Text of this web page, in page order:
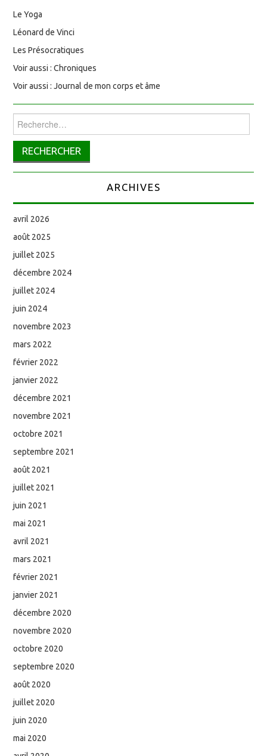
Le Yoga
Léonard de Vinci
Les Présocratiques
Voir aussi : Chroniques
Voir aussi : Journal de mon corps et âme
Rechercher :
ARCHIVES
avril 2026
août 2025
juillet 2025
décembre 2024
juillet 2024
juin 2024
novembre 2023
mars 2022
février 2022
janvier 2022
décembre 2021
novembre 2021
octobre 2021
septembre 2021
août 2021
juillet 2021
juin 2021
mai 2021
avril 2021
mars 2021
février 2021
janvier 2021
décembre 2020
novembre 2020
octobre 2020
septembre 2020
août 2020
juillet 2020
juin 2020
mai 2020